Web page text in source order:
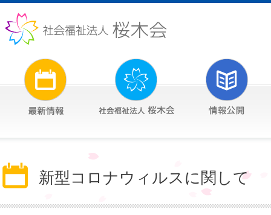
新型コロナウィルスに関して